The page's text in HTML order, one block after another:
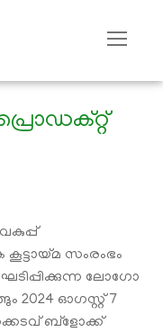
കൂട്ടായ്മ സംരംഭം
ലോഗോ
2024 ഓഗസ്റ്റ് 7
ബ്ളോക്ക്